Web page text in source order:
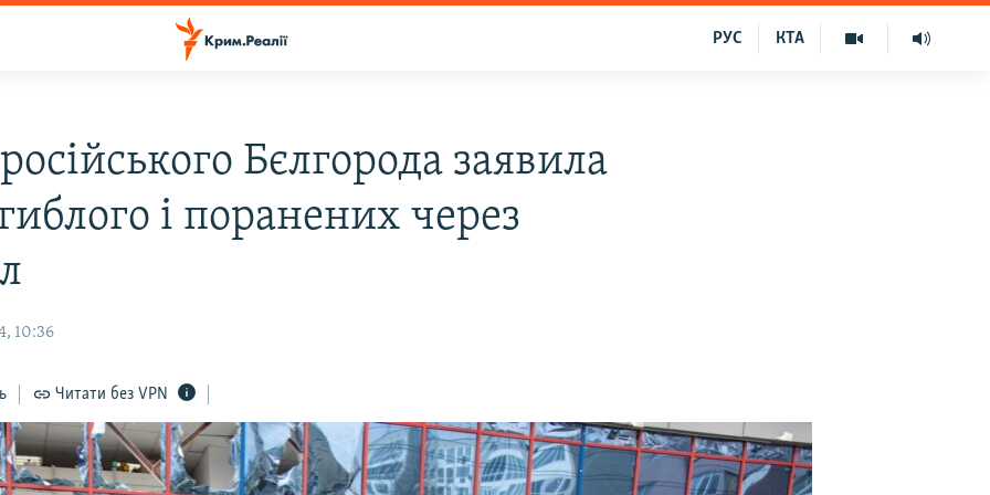
КТА
РУС
Бєлгорода заявила
і поранених через
10:36
Читати без VPN